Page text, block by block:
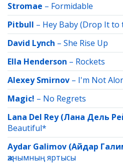
Stromae – Formidable
Pitbull – Hey Baby (Drop It to
David Lynch – She Rise Up
Ella Henderson – Rockets
Alexey Smirnov – I'm Not
Magic! – No Regrets
Lana Del Rey (Лана Дель
Beautiful*
Aydar Galimov (Айдар
җанымның яртысы